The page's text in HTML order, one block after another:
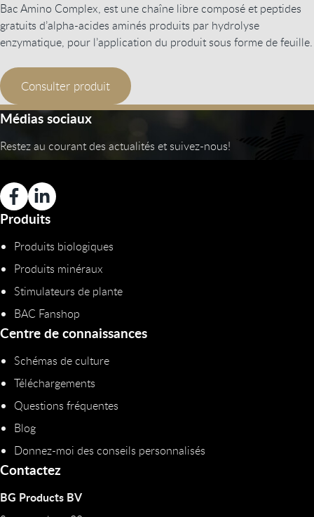
Bac Amino Complex, est une chaîne libre composé et peptides
gratuits d’alpha-acides aminés produits par hydrolyse
enzymatique, pour l’application du produit sous forme de feuille.
Consulter produit
Médias sociaux
Restez au courant des actualités et suivez-nous!
Produits
Produits biologiques
Produits minéraux
Stimulateurs de plante
BAC Fanshop
Centre de connaissances
Schémas de culture
Téléchargements
Questions fréquentes
Blog
Donnez-moi des conseils personnalisés
Contactez
BG Products BV